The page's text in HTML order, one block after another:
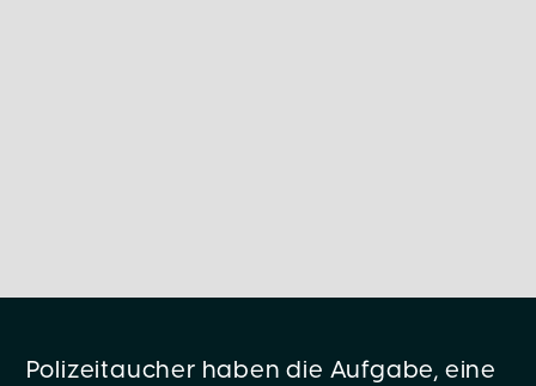
Polizeitaucher haben die Aufgabe, eine